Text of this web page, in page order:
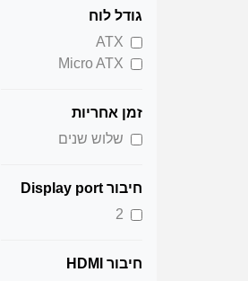
גודל לוח
ATX
Micro ATX
זמן אחריות
שלוש שנים
חיבור Display port
2
חיבור HDMI